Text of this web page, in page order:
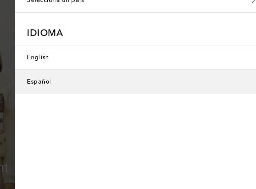
IDIOMA
English
Español